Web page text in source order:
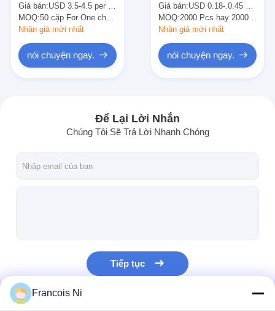
Laser Marking Machine
Máy đóng gói tự động
Đối Die Ban maker
Giá bán:USD 3.5-4.5 per Piece (1000mm)
MOQ:50 cặp For One chuẩn
Nhận giá mới nhất
nói chuyện ngay.
xung quanh hồ sơ để
cắt khuôn
Giá bán:USD 0.18-.0.45 per Meter
MOQ:2000 Pcs hay 2000 Meters
Nhận giá mới nhất
nói chuyện ngay.
Để Lại Lời Nhắn
Chúng Tôi Sẽ Trả Lời Nhanh Chóng
Tiếp tục
Francois Ni